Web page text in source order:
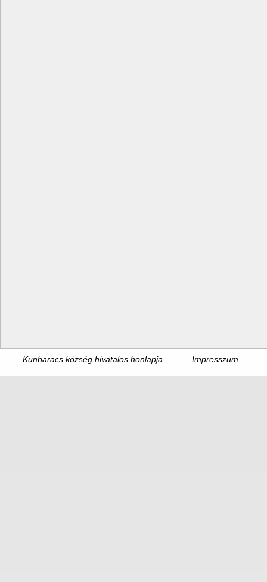
Kunbaracs község hivatalos honlapja Impresszum